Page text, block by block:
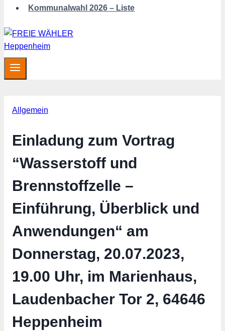
Kommunalwahl 2026 – Liste
Allgemein
Einladung zum Vortrag
“Wasserstoff und
Brennstoffzelle –
Einführung, Überblick und
Anwendungen“ am
Donnerstag, 20.07.2023,
19.00 Uhr, im Marienhaus,
Laudenbacher Tor 2, 64646
Heppenheim